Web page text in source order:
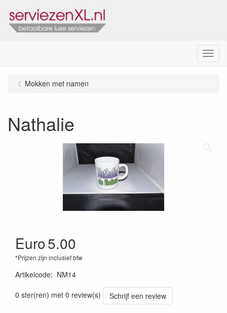
Menu
Mokken met namen
Nathalie
Euro5.00
*Prijzen zijn inclusief btw
Artikelcode: NM14
0 ster(ren) met 0 review(s)
Schrijf een review